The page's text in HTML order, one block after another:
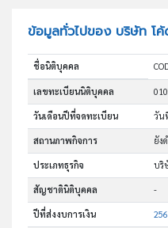
ข้อมูลทั่วไปของ บริษัท โ
ชื่อนิติบุคคล
เลขทะเบียนนิติบุคคล
วันเดือนปีที่จดทะเบียน วัน
สถานภาพกิจการ ยัง
ประเภทธุรกิจ บริ
สัญชาตินิติบุคคล -
ปีที่ส่งงบการเงิน